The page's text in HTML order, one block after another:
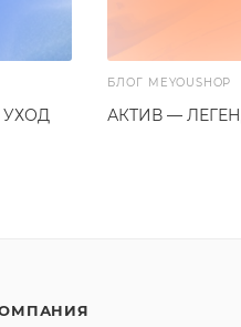
БЛОГ MEYOUSHOP
АКТИВ —